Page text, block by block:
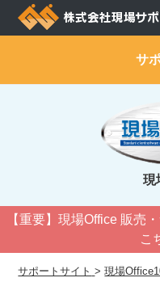
Skip
サ
現
【重要】現場Office 販売
こ
サポートサイト >現場